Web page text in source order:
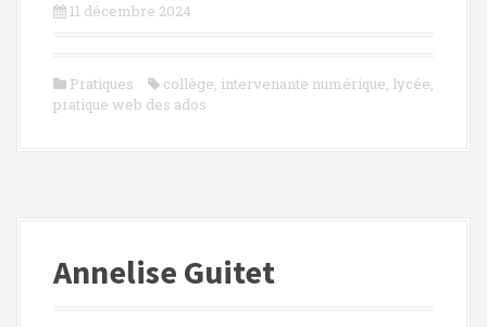
11 décembre 2024
Pratiques collège, intervenante numérique, lycée,
pratique web des ados
Annelise Guitet